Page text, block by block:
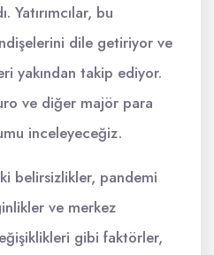
Yatırımcılar, bu
dile getiriyor ve
yakından takip ediyor.
ve diğer majör para
inceleyeceğiz.
belirsizlikler, pandemi
ve merkez
gibi faktörler,